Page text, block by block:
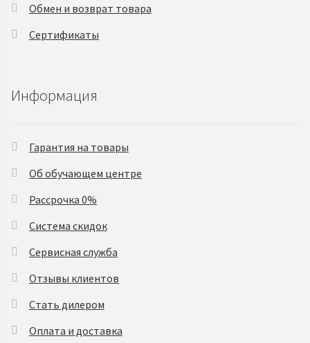
Обмен и возврат товара
Сертификаты
Информация
Гарантия на товары
Об обучающем центре
Рассрочка 0%
Система скидок
Сервисная служба
Отзывы клиентов
Стать дилером
Оплата и доставка